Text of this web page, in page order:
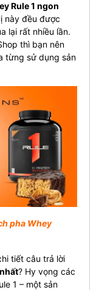
Rule 1 ngon
này đều được
lại rất nhiều lần.
thì bạn nên
từng sử dụng sản
pha Whey
tiết câu trả lời
? Hy vọng các
1 – một sản